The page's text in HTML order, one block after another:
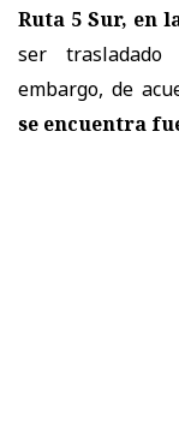
Ruta 5 Sur, en
ser
embargo, de
se encuentra